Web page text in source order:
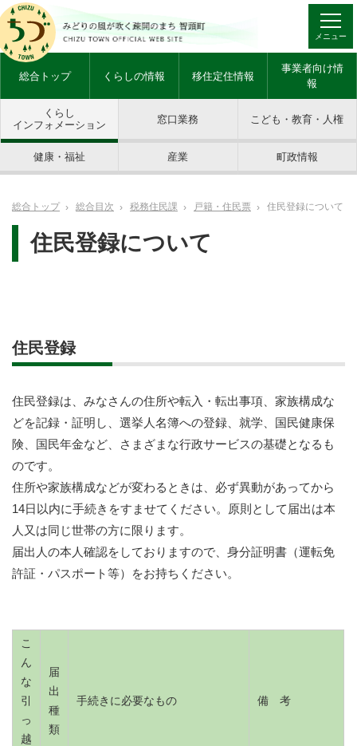
メニュー
総合トップ くらしの情報 移住定住情報
事業者向け情
報
くらし
インフォメーション
窓口業務 こども・教育・人権
健康・福祉 産業 町政情報
総合トップ 総合目次 税務住民課 戸籍・住民票 住民登録について
住民登録について
住民登録
住民登録は、みなさんの住所や転入・転出事項、家族構成な
どを記録・証明し、選挙人名簿への登録、就学、国民健康保
険、国民年金など、さまざまな行政サービスの基礎となるも
のです。
住所や家族構成などが変わるときは、必ず異動があってから
14日以内に手続きをすませてください。原則として届出は本
人又は同じ世帯の方に限ります。
届出人の本人確認をしておりますので、身分証明書（運転免
許証・パスポート等）をお持ちください。
こ
ん
な
引
っ
越
届
出
種
類
手続きに必要なもの 備 考